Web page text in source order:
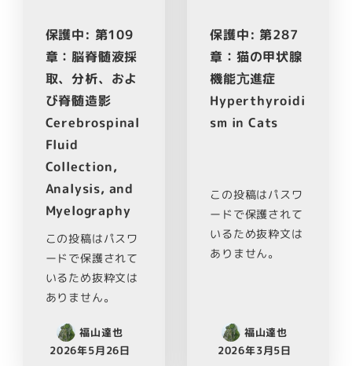
保護中: 第109
章：脳脊髄液採
取、分析、およ
び脊髄造影
Cerebrospinal
Fluid
Collection,
Analysis, and
Myelography
この投稿はパスワ
ードで保護されて
いるため抜粋文は
ありません。
福山達也
2026年5月26日
保護中: 第287
章：猫の甲状腺
機能亢進症
Hyperthyroidi
sm in Cats
この投稿はパスワ
ードで保護されて
いるため抜粋文は
ありません。
福山達也
2026年3月5日